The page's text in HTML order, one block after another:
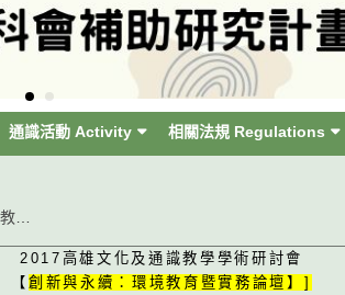
通識活動 Activity 相關法規 Regulations
2017高雄文化及通識教學學術研討會
【創新與永續：環境教育暨實務論壇】]